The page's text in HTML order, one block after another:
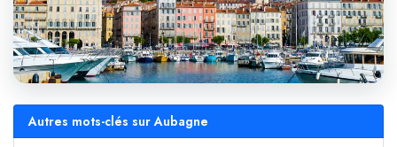
Autres mots-clés sur Aubagne